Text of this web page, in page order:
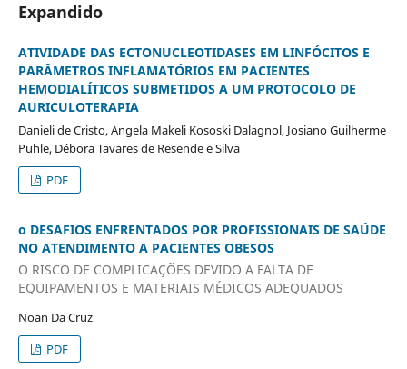
Expandido
ATIVIDADE DAS ECTONUCLEOTIDASES EM LINFÓCITOS E
PARÂMETROS INFLAMATÓRIOS EM PACIENTES
HEMODIALÍTICOS SUBMETIDOS A UM PROTOCOLO DE
AURICULOTERAPIA
Danieli de Cristo, Angela Makeli Kososki Dalagnol, Josiano Guilherme
Puhle, Débora Tavares de Resende e Silva
PDF
o DESAFIOS ENFRENTADOS POR PROFISSIONAIS DE SAÚDE
NO ATENDIMENTO A PACIENTES OBESOS
O RISCO DE COMPLICAÇÕES DEVIDO A FALTA DE
EQUIPAMENTOS E MATERIAIS MÉDICOS ADEQUADOS
Noan Da Cruz
PDF